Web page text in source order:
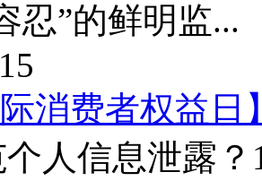
忍”的鲜明监...
际消费者权益
人信息泄露